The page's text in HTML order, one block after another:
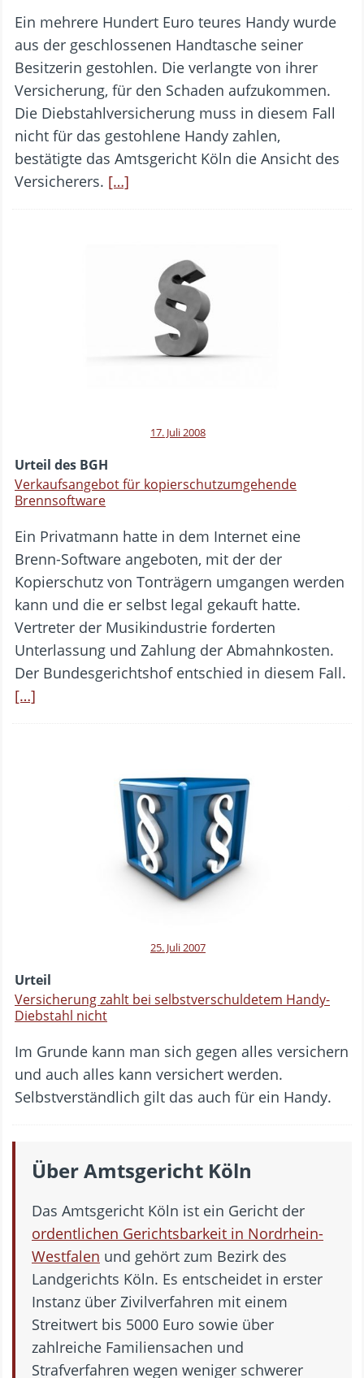
Ein mehrere Hundert Euro teures Handy wurde
aus der geschlossenen Handtasche seiner
Besitzerin gestohlen. Die verlangte von ihrer
Versicherung, für den Schaden aufzukommen.
Die Diebstahlversicherung muss in diesem Fall
nicht für das gestohlene Handy zahlen,
bestätigte das Amtsgericht Köln die Ansicht des
Versicherers. […]
17. Juli 2008
Urteil des BGH
Verkaufsangebot für kopierschutzumgehende
Brennsoftware
Ein Privatmann hatte in dem Internet eine
Brenn-Software angeboten, mit der der
Kopierschutz von Tonträgern umgangen werden
kann und die er selbst legal gekauft hatte.
Vertreter der Musikindustrie forderten
Unterlassung und Zahlung der Abmahnkosten.
Der Bundesgerichtshof entschied in diesem Fall.
[…]
25. Juli 2007
Urteil
Versicherung zahlt bei selbstverschuldetem Handy-
Diebstahl nicht
Im Grunde kann man sich gegen alles versichern
und auch alles kann versichert werden.
Selbstverständlich gilt das auch für ein Handy.
Über Amtsgericht Köln
Das Amtsgericht Köln ist ein Gericht der
ordentlichen Gerichtsbarkeit in Nordrhein-
Westfalen und gehört zum Bezirk des
Landgerichts Köln. Es entscheidet in erster
Instanz über Zivilverfahren mit einem
Streitwert bis 5000 Euro sowie über
zahlreiche Familiensachen und
Strafverfahren wegen weniger schwerer